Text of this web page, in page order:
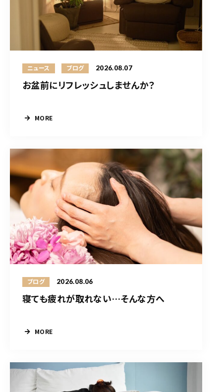
ニュース ブログ 2026.08.07
お盆前にリフレッシュしませんか？
MORE
ブログ 2026.08.06
寝ても疲れが取れない…そんな方へ
MORE